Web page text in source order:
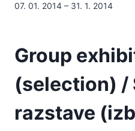
07. 01. 2014 – 31. 1. 2014
Group
(selection) /
razstave